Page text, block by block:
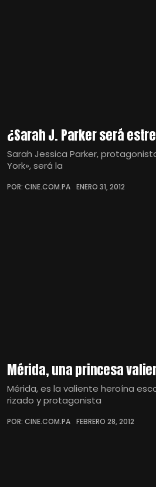
¿Sarah J. Parker será
Sarah Jessica Parker,
York», será la
POR: CINE.COM.PA ENERO 31, 2012
Mérida, una princesa
Mérida, es la valiente heroína
rizado y protagonista
POR: CINE.COM.PA FEBRERO 28, 2012